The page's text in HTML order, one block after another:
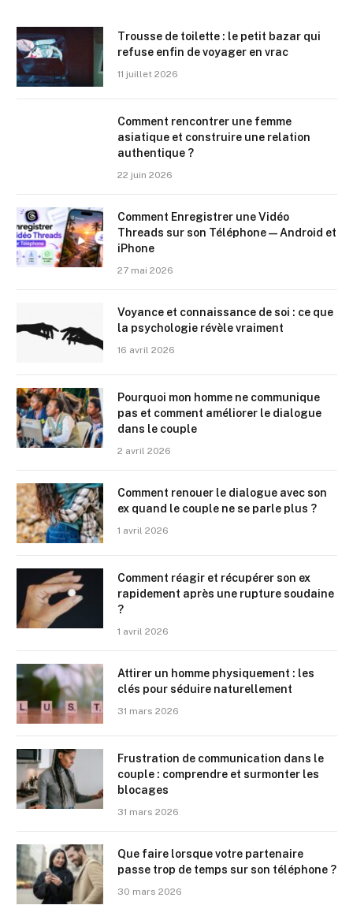
Trousse de toilette : le petit bazar qui
refuse enfin de voyager en vrac
11 juillet 2026
Comment rencontrer une femme
asiatique et construire une relation
authentique ?
22 juin 2026
Comment Enregistrer une Vidéo
Threads sur son Téléphone — Android et
iPhone
27 mai 2026
Voyance et connaissance de soi : ce que
la psychologie révèle vraiment
16 avril 2026
Pourquoi mon homme ne communique
pas et comment améliorer le dialogue
dans le couple
2 avril 2026
Comment renouer le dialogue avec son
ex quand le couple ne se parle plus ?
1 avril 2026
Comment réagir et récupérer son ex
rapidement après une rupture soudaine
?
1 avril 2026
Attirer un homme physiquement : les
clés pour séduire naturellement
31 mars 2026
Frustration de communication dans le
couple : comprendre et surmonter les
blocages
31 mars 2026
Que faire lorsque votre partenaire
passe trop de temps sur son téléphone ?
30 mars 2026